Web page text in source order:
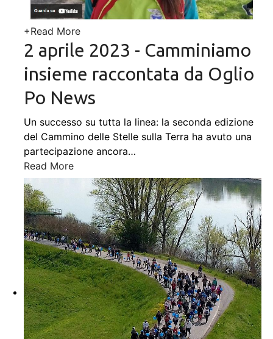
+Read More
2 aprile 2023 - Camminiamo
insieme raccontata da Oglio
Po News
Un successo su tutta la linea: la seconda edizione
del Cammino delle Stelle sulla Terra ha avuto una
partecipazione ancora…
Read More